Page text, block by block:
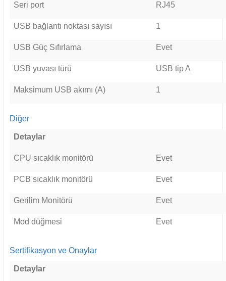
Seri port RJ45
USB bağlantı noktası sayısı 1
USB Güç Sıfırlama Evet
USB yuvası türü USB tip A
Maksimum USB akımı (A) 1
Diğer
Detaylar
CPU sıcaklık monitörü Evet
PCB sıcaklık monitörü Evet
Gerilim Monitörü Evet
Mod düğmesi Evet
Sertifikasyon ve Onaylar
Detaylar